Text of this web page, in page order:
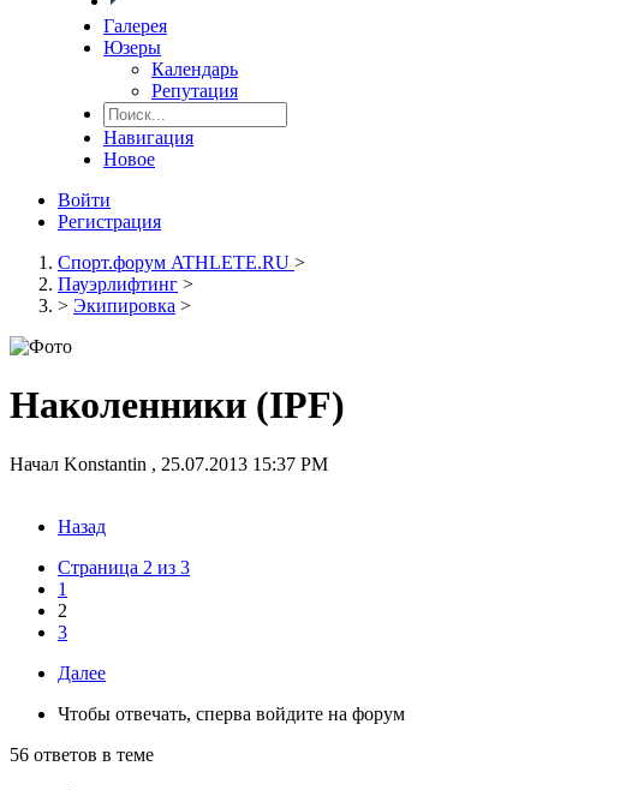
Галерея
Юзеры
Календарь
Репутация
Навигация
Новое
Войти
Регистрация
Спорт.форум ATHLETE.RU >
Пауэрлифтинг >
> Экипировка >
Наколенники (IPF)
Начал Konstantin , 25.07.2013 15:37 PM
Назад
Страница 2 из 3
1
2
3
Далее
Чтобы отвечать, сперва войдите на форум
56 ответов в теме